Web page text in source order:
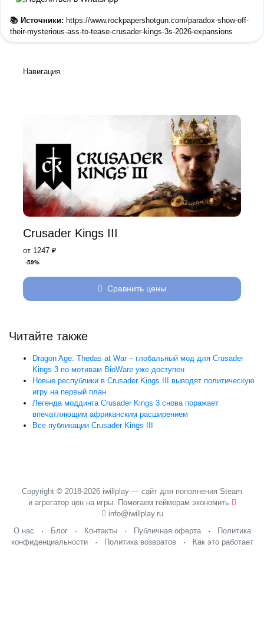
📚 Источники: https://www.rockpapershotgun.com/paradox-show-off-
their-mysterious-ass-to-tease-crusader-kings-3s-2026-expansions
Навигация
Crusader Kings III
от 1247 ₽
-59%
Сравнить цены
Читайте также
Dragon Age: Thedas at War – глобальный мод для Crusader
Kings 3 по мотивам BioWare уже доступен
Новые республики в Crusader Kings III выводят политическую
игру на первый план
Легенда моддинга Crusader Kings 3 снова поражает
впечатляющим африканским расширением
Все публикации Crusader Kings III
Copyright © 2018-2026 iwillplay — сайт для пополнения Steam
и агрегатор цен на игры. Помогаем геймерам экономить
info@iwillplay.ru
О нас · Блог· Контакты· Публичная оферта·
Политика
конфиденциальности· Политика возвратов· Как это работает